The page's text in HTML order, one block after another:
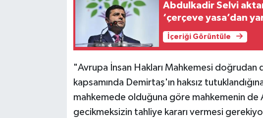
Abdulkadir Selvi
‘çerçeve yasa’dan
İçeriği Görüntüle
"Avrupa İnsan Hakları Mahkemesi
kapsamında Demirtaş'ın haksız
mahkemede olduğuna göre mahkemenin de
gecikmeksizin tahliye kararı vermesi